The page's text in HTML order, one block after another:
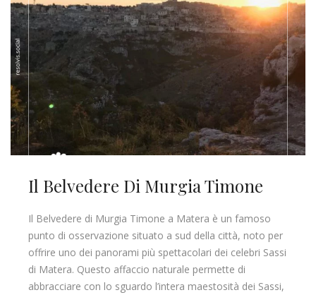
Il Belvedere Di Murgia Timone
Il Belvedere di Murgia Timone a Matera è un famoso
punto di osservazione situato a sud della città, noto per
offrire uno dei panorami più spettacolari dei celebri Sassi
di Matera. Questo affaccio naturale permette di
abbracciare con lo sguardo l’intera maestosità dei Sassi,